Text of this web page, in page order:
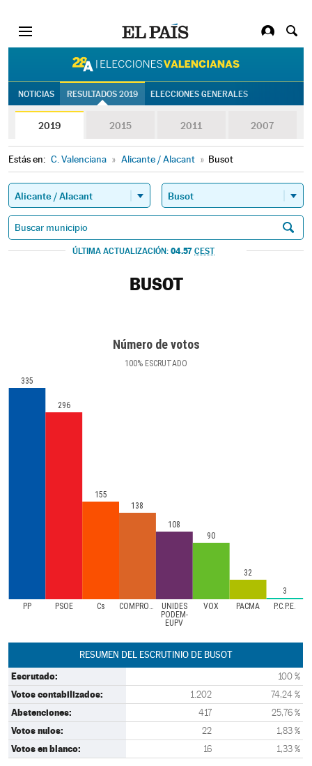
NOTICIAS RESULTADOS 2019 ELECCIONES GENERALES
2019 2015 2011 2007
Estás en: C. Valenciana » Alicante / Alacant » Busot
ÚLTIMA ACTUALIZACIÓN: 04.57 CEST
BUSOT
Número de votos
100% ESCRUTADO
PP PSOE Cs COMPROMíS
UNIDES
PODEM-
EUPV
VOX PACMA P.C.P.E.
335
296
155
138
108
90
32
3
RESUMEN DEL ESCRUTINIO DE BUSOT
Escrutado: 100 %
Votos contabilizados: 1.202 74,24 %
Abstenciones: 417 25,76 %
Votos nulos: 22 1,83 %
Votos en blanco: 16 1,33 %